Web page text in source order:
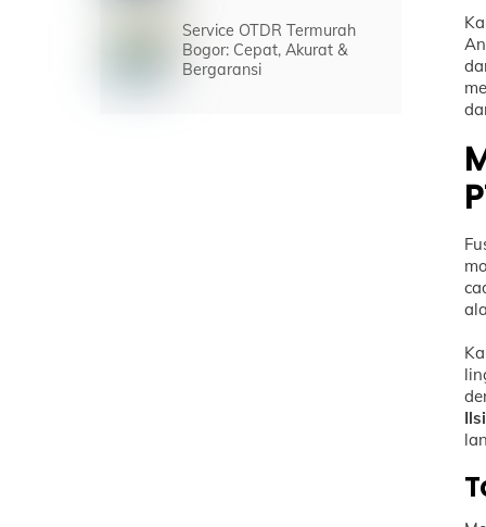
Service OTDR Termurah
Bogor: Cepat, Akurat &
Bergaransi